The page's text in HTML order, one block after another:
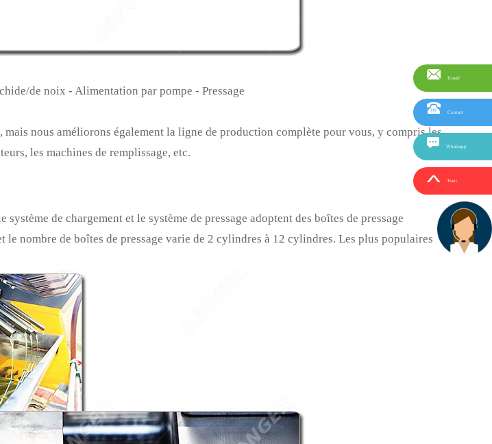
de noix - Alimentation par pompe - Pressage
nous améliorons également la ligne de production complète pour vous, y compris les
les machines de remplissage, etc.
de chargement et le système de pressage adoptent des boîtes de pressage
le nombre de boîtes de pressage varie de 2 cylindres à 12 cylindres. Les plus populaires
E-mail
Contact
Whatsapp
Haut